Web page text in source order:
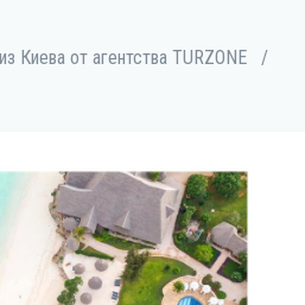
Киева от агентства TURZONE
/